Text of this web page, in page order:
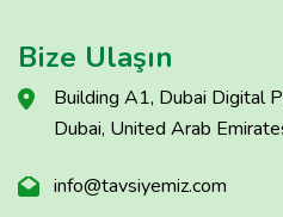
Bize Ulaşın
Building A1, Dubai Digital
Dubai, United Arab
info@tavsiyemiz.com